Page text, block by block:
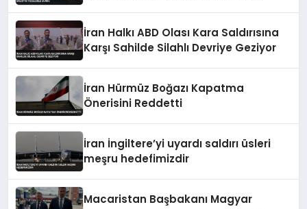
İran Halkı ABD Olası Kara Saldırısına
Karşı Sahilde Silahlı Devriye Geziyor
İran Hürmüz Boğazı Kapatma
Önerisini Reddetti
İran İngiltere’yi uyardı saldırı üsleri
meşru hedefimizdir
Macaristan Başbakanı Magyar